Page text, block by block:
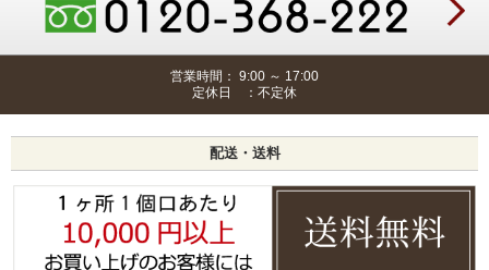
営業時間： 9:00 ～ 17:00
定休日 ：不定休
配送・送料